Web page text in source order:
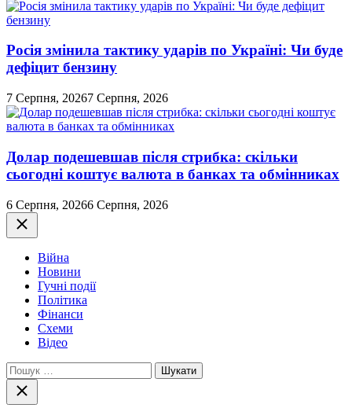
Росія змінила тактику ударів по Україні: Чи буде
дефіцит бензину
7 Серпня, 20267 Серпня, 2026
Долар подешевшав після стрибка: скільки
сьогодні коштує валюта в банках та обмінниках
6 Серпня, 20266 Серпня, 2026
Закрити
Війна
Новини
Гучні події
Політика
Фінанси
Схеми
Відео
Пошук:
Закрити
пошук